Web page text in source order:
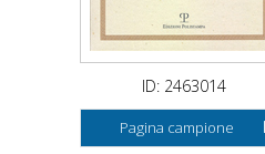
ID: 2463014
Pagina campione